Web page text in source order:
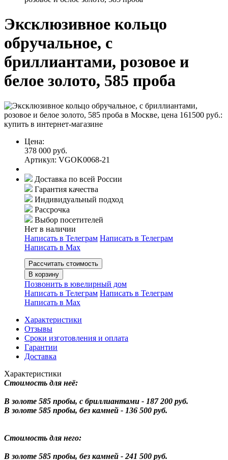
Эксклюзивное кольцо
обручальное, с
бриллиантами, розовое и
белое золото, 585 проба
Цена:
378 000 руб.
Артикул: VGOK0068-21
Доставка по всей России
Гарантия качества
Индивидуальный подход
Рассрочка
Выбор посетителей
Нет в наличии
Написать в Телеграм Написать в Телеграм
Написать в Мах
Рассчитать стоимость
В корзину
Позвонить в ювелирный дом
Написать в Телеграм Написать в Телеграм
Написать в Мах
Характеристики
Отзывы
Сроки изготовления и оплата
Гарантии
Доставка
Характеристики
Стоимость для неё:
В золоте 585 пробы, с бриллиантами - 187 200 руб.
В золоте 585 пробы, без камней - 136 500 руб.
Стоимость для него:
В золоте 585 пробы, без камней - 241 500 руб.